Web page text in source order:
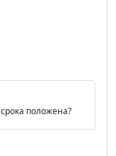
положена?